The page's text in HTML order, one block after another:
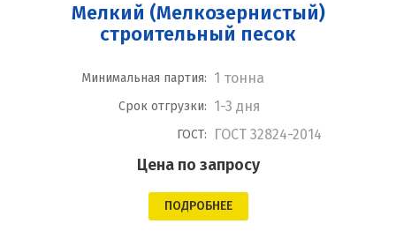
Мелкий (Мелкозернистый)
строительный песок
Минимальная партия: 1 тонна
Срок отгрузки: 1-3 дня
ГОСТ: ГОСТ 32824-2014
Цена по запросу
ПОДРОБНЕЕ